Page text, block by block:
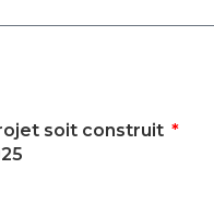
soit construit